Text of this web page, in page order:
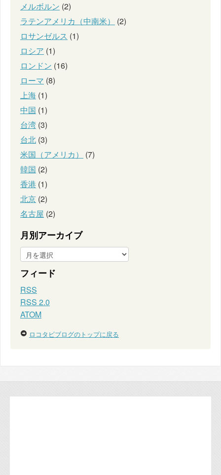
メルボルン (2)
ラテンアメリカ（中南米）
(2)
ロサンゼルス (1)
ロシア (1)
ロンドン (16)
ローマ (8)
上海 (1)
中国 (1)
台湾 (3)
台北 (3)
米国（アメリカ）
(7)
韓国 (2)
香港 (1)
北京 (2)
名古屋 (2)
月別アーカイブ
フィード
RSS
RSS 2.0
ATOM
ロコタビブログのトップに戻る